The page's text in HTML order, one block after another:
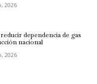
2026
dependencia de gas
nacional
2026